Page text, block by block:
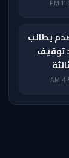
يطالب
توقيف